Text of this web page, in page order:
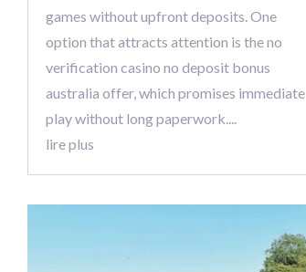
games without upfront deposits. One
option that attracts attention is the no
verification casino no deposit bonus
australia offer, which promises immediate
play without long paperwork....
lire plus